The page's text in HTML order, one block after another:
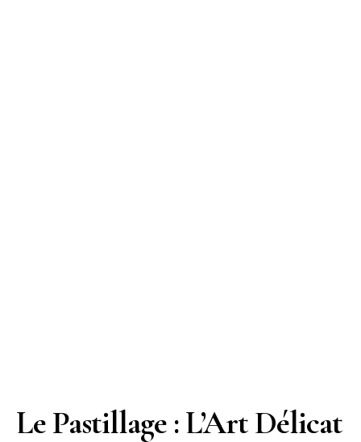
Le Pastillage : L’Art Délicat